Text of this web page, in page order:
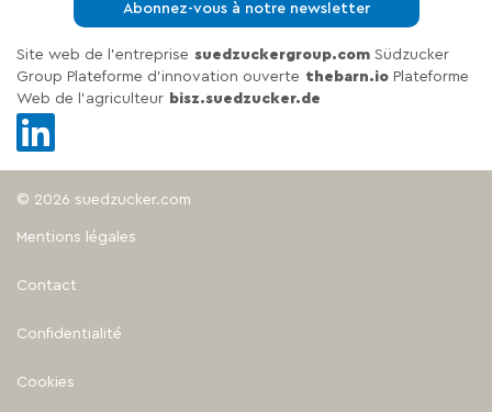
Abonnez-vous à notre newsletter
Site web de l'entreprise suedzuckergroup.com Südzucker
Group Plateforme d'innovation ouverte thebarn.io Plateforme
Web de l'agriculteur bisz.suedzucker.de
© 2026 suedzucker.com
Mentions légales
Contact
Confidentialité
Cookies